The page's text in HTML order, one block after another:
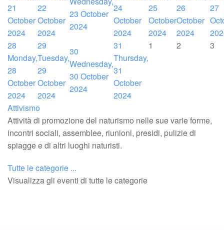
21
October
2024
22
October
2024
23 October
2024
24
October
2024
25
October
2024
26
October
2024
27
28
Monday,
28
October
2024
29
Tuesday,
29
October
2024
30
Wednesday,
30 October
2024
31
Thursday,
31
October
2024
1 2 3
Attivismo
Attività di promozione del naturismo nelle sue varie forme,
incontri sociali, assemblee, riunioni, presidi, pulizie di
spiagge e di altri luoghi naturisti.
Tutte le categorie ...
Visualizza gli eventi di tutte le categorie